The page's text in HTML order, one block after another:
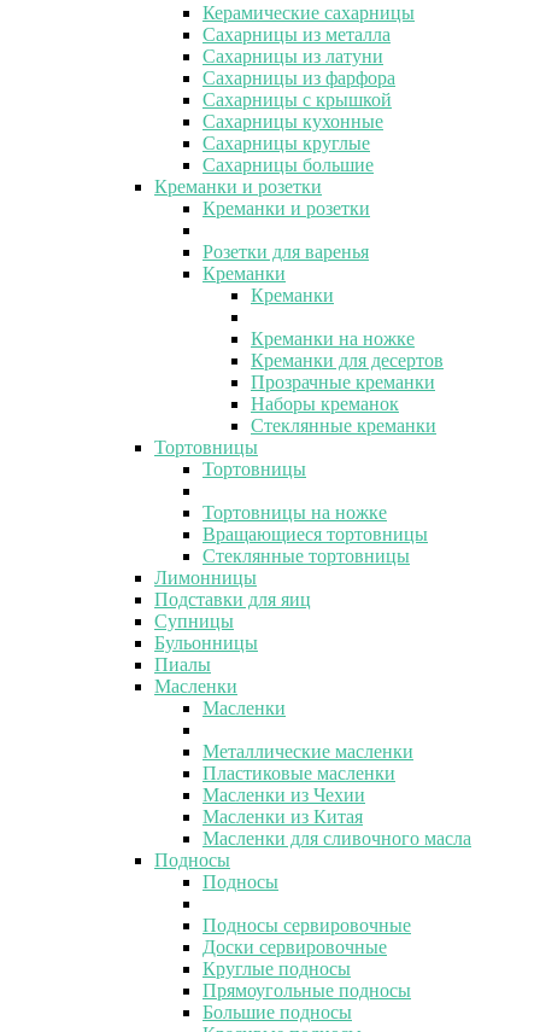
Керамические сахарницы
Сахарницы из металла
Сахарницы из латуни
Сахарницы из фарфора
Сахарницы с крышкой
Сахарницы кухонные
Сахарницы круглые
Сахарницы большие
Креманки и розетки
Креманки и розетки
Розетки для варенья
Креманки
Креманки
Креманки на ножке
Креманки для десертов
Прозрачные креманки
Наборы креманок
Стеклянные креманки
Тортовницы
Тортовницы
Тортовницы на ножке
Вращающиеся тортовницы
Стеклянные тортовницы
Лимонницы
Подставки для яиц
Супницы
Бульонницы
Пиалы
Масленки
Масленки
Металлические масленки
Пластиковые масленки
Масленки из Чехии
Масленки из Китая
Масленки для сливочного масла
Подносы
Подносы
Подносы сервировочные
Доски сервировочные
Круглые подносы
Прямоугольные подносы
Большие подносы